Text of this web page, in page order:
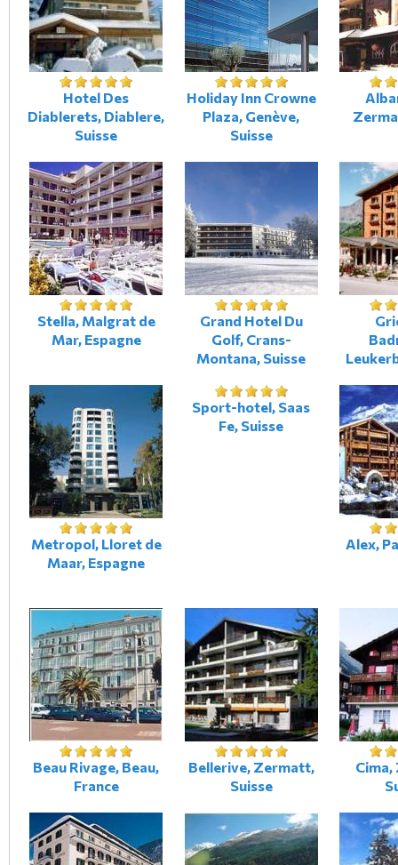
Hotel Des
Diablerets, Diablere,
Suisse
Holiday Inn Crowne
Plaza, Genève,
Suisse
Stella, Malgrat de
Mar, Espagne
Grand Hotel Du
Golf, Crans-
Montana, Suisse
Metropol, Lloret de
Maar, Espagne
Sport-hotel, Saas
Fe, Suisse
Alex,
Beau Rivage, Beau,
France
Bellerive, Zermatt,
Suisse